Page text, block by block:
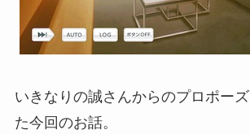
いきなりの誠さんからのプロポーズ
た今回のお話。